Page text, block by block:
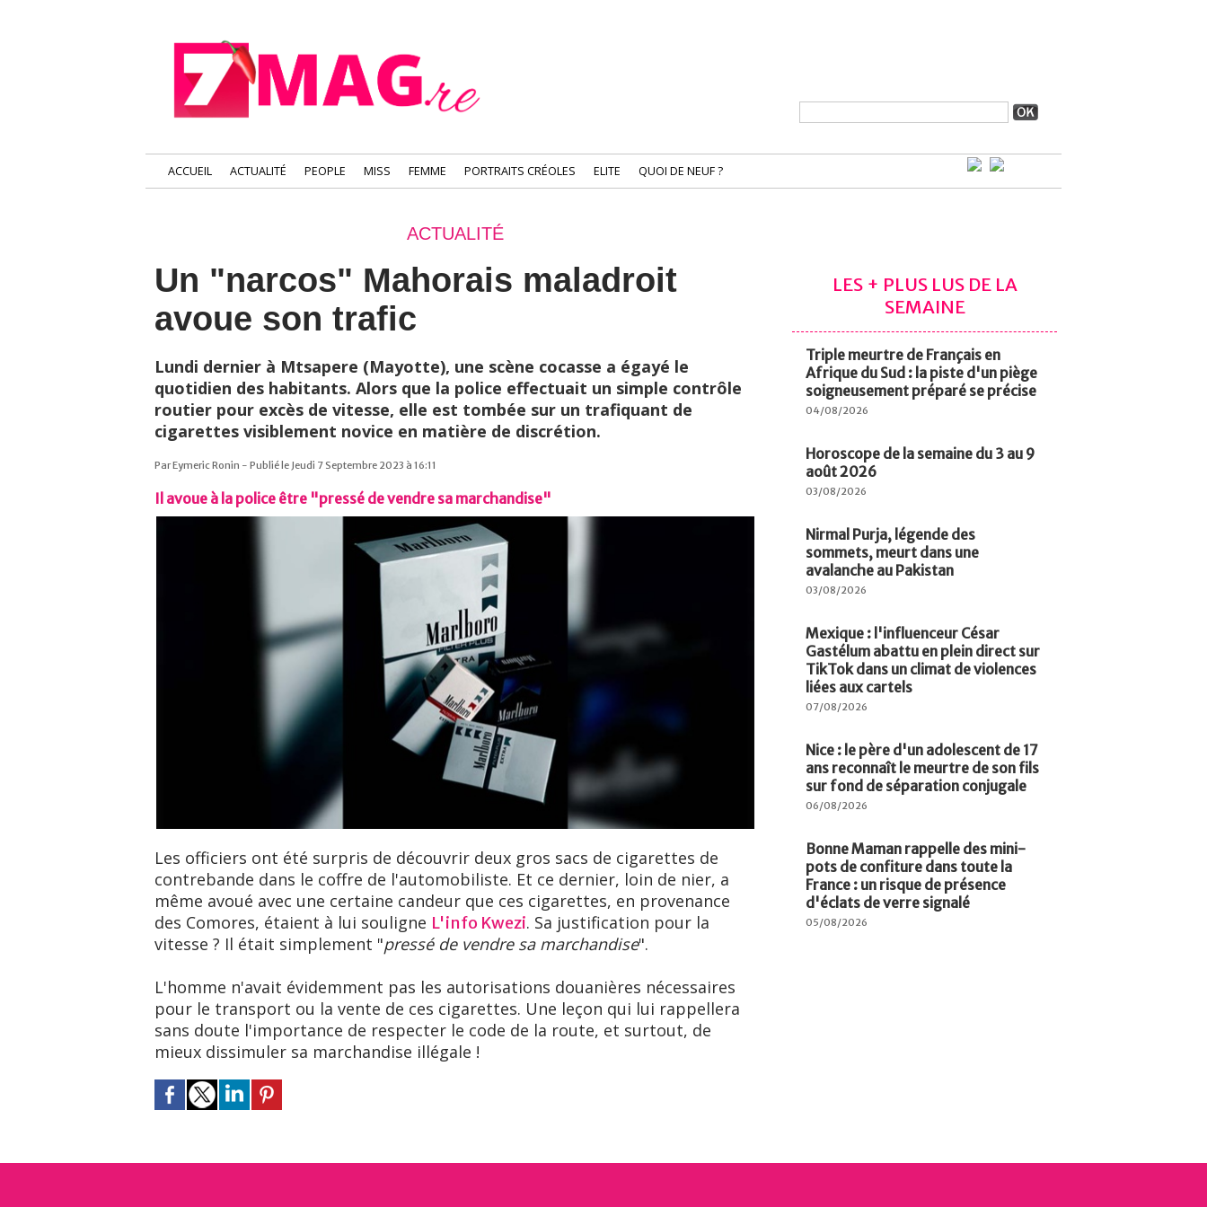
ACCUEIL ACTUALITÉ PEOPLE MISS FEMME PORTRAITS CRÉOLES ELITE QUOI DE NEUF ?
ACTUALITÉ
Un "narcos" Mahorais maladroit
avoue son trafic
Lundi dernier à Mtsapere (Mayotte), une scène cocasse a égayé le
quotidien des habitants. Alors que la police effectuait un simple contrôle
routier pour excès de vitesse, elle est tombée sur un trafiquant de
cigarettes visiblement novice en matière de discrétion.
Par Eymeric Ronin - Publié le Jeudi 7 Septembre 2023 à 16:11
Il avoue à la police être "pressé de vendre sa marchandise"
Les officiers ont été surpris de découvrir deux gros sacs de cigarettes de
contrebande dans le coffre de l'automobiliste. Et ce dernier, loin de nier, a
même avoué avec une certaine candeur que ces cigarettes, en provenance
des Comores, étaient à lui souligne L'info Kwezi. Sa justification pour la
vitesse ? Il était simplement "pressé de vendre sa marchandise".
L'homme n'avait évidemment pas les autorisations douanières nécessaires
pour le transport ou la vente de ces cigarettes. Une leçon qui lui rappellera
sans doute l'importance de respecter le code de la route, et surtout, de
mieux dissimuler sa marchandise illégale !
LES + PLUS LUS DE LA
SEMAINE
Triple meurtre de Français en
Afrique du Sud : la piste d'un piège
soigneusement préparé se précise
04/08/2026
Horoscope de la semaine du 3 au 9
août 2026
03/08/2026
Nirmal Purja, légende des
sommets, meurt dans une
avalanche au Pakistan
03/08/2026
Mexique : l'influenceur César
Gastélum abattu en plein direct sur
TikTok dans un climat de violences
liées aux cartels
07/08/2026
Nice : le père d'un adolescent de 17
ans reconnaît le meurtre de son fils
sur fond de séparation conjugale
06/08/2026
Bonne Maman rappelle des mini-
pots de confiture dans toute la
France : un risque de présence
d'éclats de verre signalé
05/08/2026